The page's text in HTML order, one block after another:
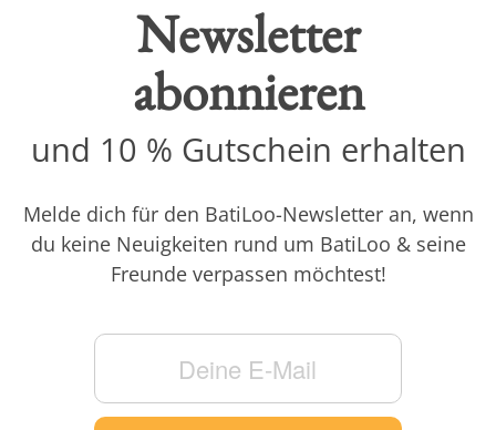
und 10 % Gutschein erhalten
Melde dich für den BatiLoo-Newsletter an, wenn
du keine Neuigkeiten rund um BatiLoo & seine